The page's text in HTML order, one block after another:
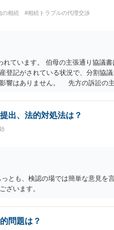
の相続
#相続トラブルの代理交渉
ています。 伯母の主張通り協議書
記がされている状況で、分割協
響はありません。 先方の訴訟の
ていること ・御祖母様の意に反す
らすると、実際に遺産分割協議の
出、法的対処法は？
とも、検認の場では簡単な意見を
ざいます。
問題は？